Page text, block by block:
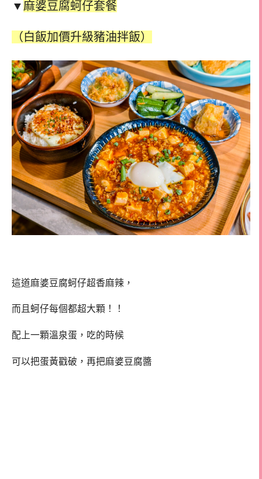
▼ 麻婆豆腐蚵仔套餐
（白飯加價升級豬油拌飯）
這道麻婆豆腐蚵仔超香麻辣，
而且蚵仔每個都超大顆！！
配上一顆溫泉蛋，吃的時候
可以把蛋黃戳破，再把麻婆豆腐醬